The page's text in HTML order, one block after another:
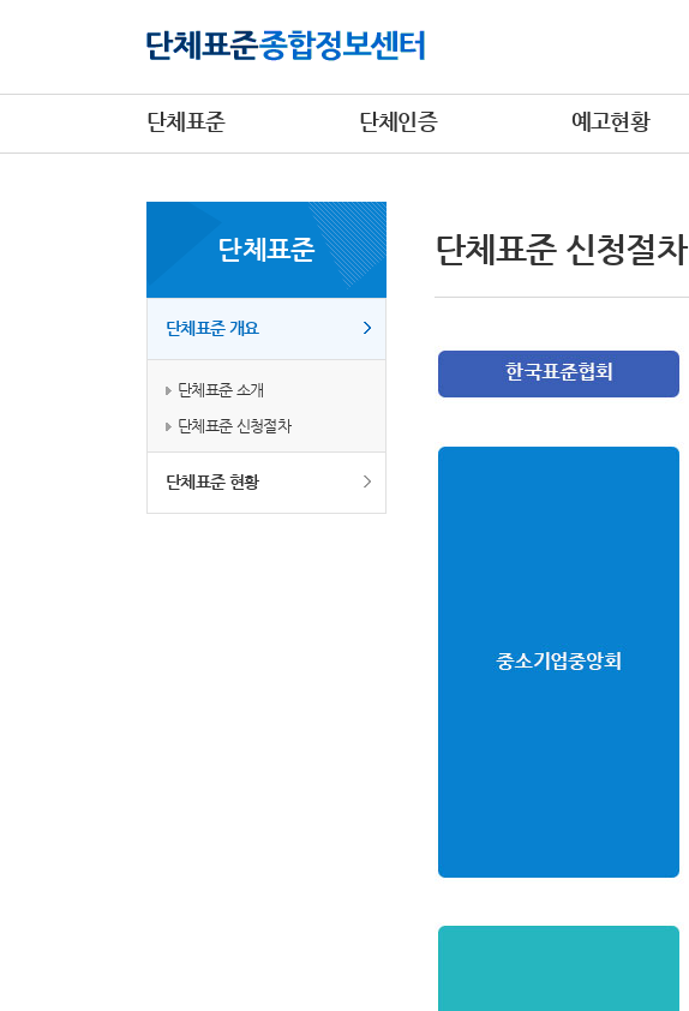
단체표준 단체인증 예고현황
단체표준
단체표준 개요
단체표준 소개
단체표준 신청절차
단체표준 현황
단체표준 신청절차